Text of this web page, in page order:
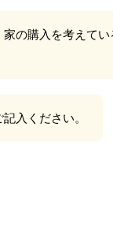
の購入を考えて
入ください。